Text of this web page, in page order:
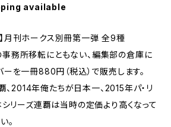
available
月刊ホークス別冊第一弾 全9種
務所移転にともない、編集部の倉庫に
ーを一冊880円（税込）で販売します。
、2014年俺たちが日本一、2015年パ・リ
リーズ連覇は当時の定価より高くなって
。